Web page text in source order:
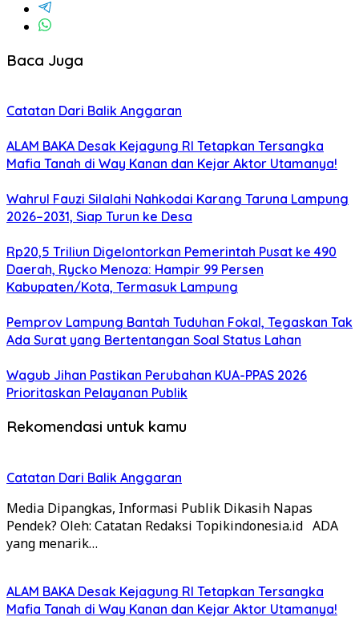
Baca Juga
Catatan Dari Balik Anggaran
ALAM BAKA Desak Kejagung RI Tetapkan Tersangka
Mafia Tanah di Way Kanan dan Kejar Aktor Utamanya!
Wahrul Fauzi Silalahi Nahkodai Karang Taruna Lampung
2026–2031, Siap Turun ke Desa
Rp20,5 Triliun Digelontorkan Pemerintah Pusat ke 490
Daerah, Rycko Menoza: Hampir 99 Persen
Kabupaten/Kota, Termasuk Lampung
Pemprov Lampung Bantah Tuduhan Fokal, Tegaskan Tak
Ada Surat yang Bertentangan Soal Status Lahan
Wagub Jihan Pastikan Perubahan KUA-PPAS 2026
Prioritaskan Pelayanan Publik
Rekomendasi untuk kamu
Catatan Dari Balik Anggaran
Media Dipangkas, Informasi Publik Dikasih Napas
Pendek? Oleh: Catatan Redaksi Topikindonesia.id ADA
yang menarik…
ALAM BAKA Desak Kejagung RI Tetapkan Tersangka
Mafia Tanah di Way Kanan dan Kejar Aktor Utamanya!